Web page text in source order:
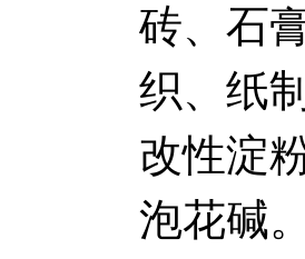
砖、石
织、纸
改性淀
泡花碱